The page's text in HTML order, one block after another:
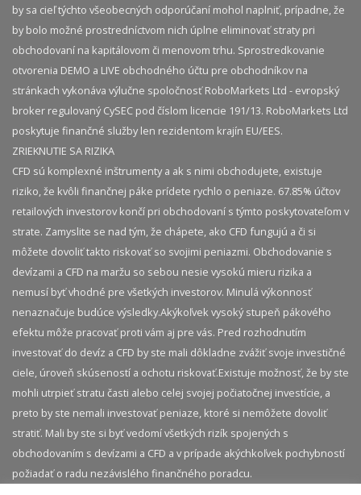
by sa cieľ týchto všeobecných odporúčaní mohol naplniť, prípadne, že
by bolo možné prostredníctvom nich úplne eliminovať straty pri
obchodovaní na kapitálovom či menovom trhu. Sprostredkovanie
otvorenia DEMO a LIVE obchodného účtu pre obchodníkov na
stránkach vykonáva výlučne spoločnosť RoboMarkets Ltd - evropský
broker regulovaný CySEC pod číslom licencie 191/13. RoboMarkets Ltd
poskytuje finančné služby len rezidentom krajín EU/EES.
ZRIEKNUTIE SA RIZIKA
CFD sú komplexné inštrumenty a ak s nimi obchodujete, existuje
riziko, že kvôli finančnej páke prídete rychlo o peniaze. 67.85% účtov
retailových investorov končí pri obchodovaní s týmto poskytovateľom v
strate. Zamyslite se nad tým, že chápete, ako CFD fungujú a či si
môžete dovoliť takto riskovať so svojimi peniazmi. Obchodovanie s
devízami a CFD na maržu so sebou nesie vysokú mieru rizika a
nemusí byť vhodné pre všetkých investorov. Minulá výkonnosť
nenaznačuje budúce výsledky.​ Akýkoľvek vysoký stupeň pákového
efektu môže pracovať proti vám aj pre vás. Pred rozhodnutím
investovať do devíz a CFD by ste mali dôkladne zvážiť svoje investičné
ciele, úroveň skúseností a ochotu riskovať.​ Existuje možnosť, že by ste
mohli utrpieť stratu časti alebo celej svojej počiatočnej investície, a
preto by ste nemali investovať peniaze, ktoré si nemôžete dovoliť
stratiť. Mali by ste si byť vedomí všetkých rizík spojených s
obchodovaním s devízami a CFD a v prípade akýchkoľvek pochybností
požiadať o radu nezávislého finančného poradcu.